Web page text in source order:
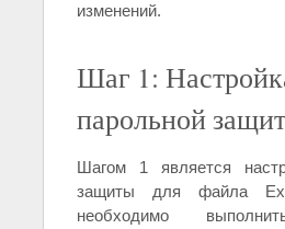
изменений.
Шаг 1:
парольной
Шагом 1 является
защиты для файла
необходимо